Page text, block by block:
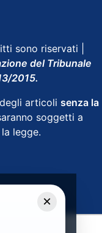
sono riservati |
del Tribunale
2015.
articoli senza la
soggetti a
legge.
×